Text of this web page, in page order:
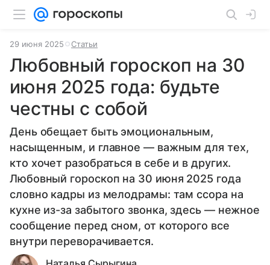
29 июня 2025 Статьи
Любовный гороскоп на 30
июня 2025 года: будьте
честны с собой
День обещает быть эмоциональным,
насыщенным, и главное — важным для тех,
кто хочет разобраться в себе и в других.
Любовный гороскоп на 30 июня 2025 года
словно кадры из мелодрамы: там ссора на
кухне из-за забытого звонка, здесь — нежное
сообщение перед сном, от которого все
внутри переворачивается.